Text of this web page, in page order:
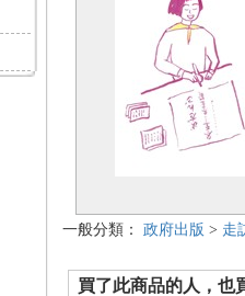
一般分類： 政府出版 > 走
買了此商品的人，也